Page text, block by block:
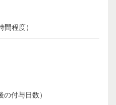
間程度）
の付与日数）